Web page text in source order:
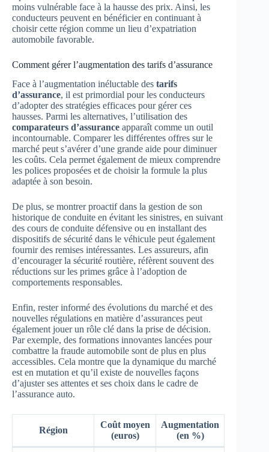
moins vulnérable face à la hausse des prix. Ainsi, les
conducteurs peuvent en bénéficier en continuant à
choisir cette région comme un lieu d’expatriation
automobile favorable.
Comment gérer l’augmentation des tarifs d’assurance
Face à l’augmentation inéluctable des tarifs
d’assurance, il est primordial pour les conducteurs
d’adopter des stratégies efficaces pour gérer ces
hausses. Parmi les alternatives, l’utilisation des
comparateurs d’assurance apparaît comme un outil
incontournable. Comparer les différentes offres sur le
marché peut s’avérer d’une grande aide pour diminuer
les coûts. Cela permet également de mieux comprendre
les polices proposées et de choisir la formule la plus
adaptée à son besoin.
De plus, se montrer proactif dans la gestion de son
historique de conduite en évitant les sinistres, en suivant
des cours de conduite défensive ou en installant des
dispositifs de sécurité dans le véhicule peut également
fournir des remises intéressantes. Les assureurs, afin
d’encourager la sécurité routière, réfèrent souvent des
réductions sur les primes grâce à l’adoption de
comportements responsables.
Enfin, rester informé des évolutions du marché et des
nouvelles régulations en matière d’assurances peut
également jouer un rôle clé dans la prise de décision.
Par exemple, des formations innovantes lancées pour
combattre la fraude automobile sont de plus en plus
accessibles. Cela montre que la dynamique du marché
est en mutation et qu’il existe de nouvelles façons
d’ajuster ses attentes et ses choix dans le cadre de
l’assurance auto.
Région
Coût moyen
(euros)
Augmentation
(en %)